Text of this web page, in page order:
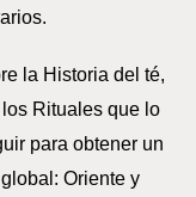
la Historia del té,
Rituales que lo
para obtener un
Oriente y